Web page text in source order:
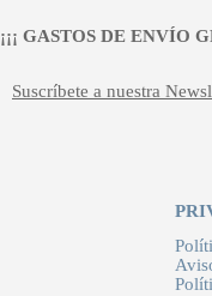
¡¡¡ GASTOS DE ENVÍO
Suscríbete a nuestra